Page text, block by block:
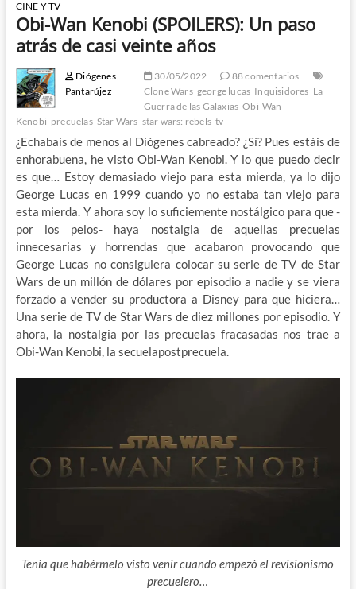
CINE Y TV
Obi-Wan Kenobi (SPOILERS): Un paso
atrás de casi veinte años
Diógenes
Pantarújez
30/05/2022
88 comentarios
Clone Wars george lucas Inquisidores La
Guerra de las Galaxias Obi-Wan
Kenobi precuelas Star Wars star wars: rebels tv
¿Echabais de menos al Diógenes cabreado? ¿Sí? Pues estáis de
enhorabuena, he visto Obi-Wan Kenobi. Y lo que puedo decir
es que… Estoy demasiado viejo para esta mierda, ya lo dijo
George Lucas en 1999 cuando yo no estaba tan viejo para
esta mierda. Y ahora soy lo suficiemente nostálgico para que -
por los pelos- haya nostalgia de aquellas precuelas
innecesarias y horrendas que acabaron provocando que
George Lucas no consiguiera colocar su serie de TV de Star
Wars de un millón de dólares por episodio a nadie y se viera
forzado a vender su productora a Disney para que hiciera…
Una serie de TV de Star Wars de diez millones por episodio. Y
ahora, la nostalgia por las precuelas fracasadas nos trae a
Obi-Wan Kenobi, la secuelapostprecuela.
Tenía que habérmelo visto venir cuando empezó el revisionismo
precuelero…